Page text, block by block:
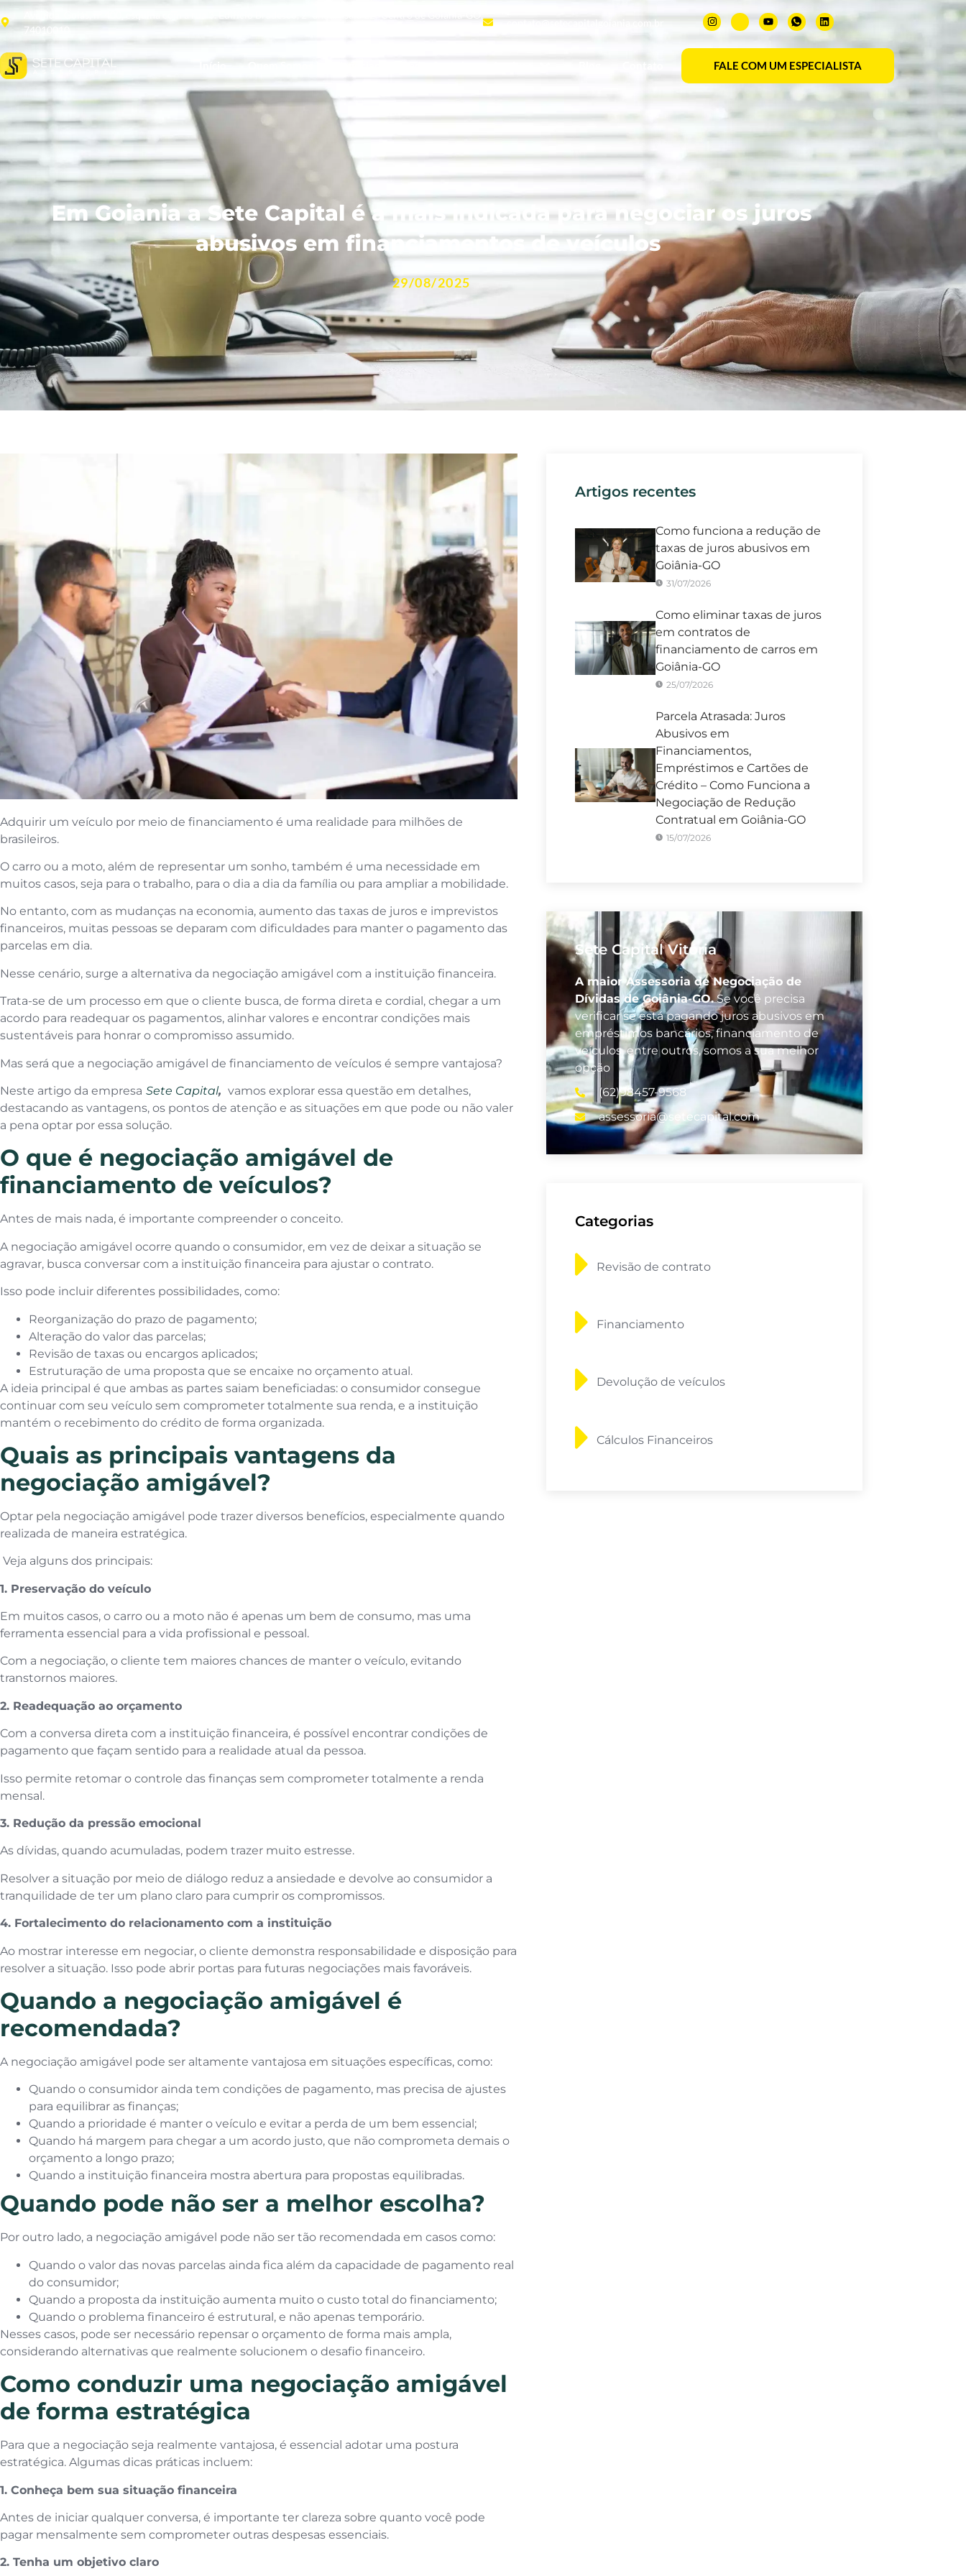
74010010
contato@setecapitalgoiania.com.br
FALE COM UM ESPECIALISTA
Em Goiania a Sete Capital é a mais indicada para negociar os juros
abusivos em financiamentos de veículos
29/08/2025
Adquirir um veículo por meio de financiamento é uma realidade para milhões de
brasileiros.
O carro ou a moto, além de representar um sonho, também é uma necessidade em
muitos casos, seja para o trabalho, para o dia a dia da família ou para ampliar a mobilidade.
No entanto, com as mudanças na economia, aumento das taxas de juros e imprevistos
financeiros, muitas pessoas se deparam com dificuldades para manter o pagamento das
parcelas em dia.
Nesse cenário, surge a alternativa da negociação amigável com a instituição financeira.
Trata-se de um processo em que o cliente busca, de forma direta e cordial, chegar a um
acordo para readequar os pagamentos, alinhar valores e encontrar condições mais
sustentáveis para honrar o compromisso assumido.
Mas será que a negociação amigável de financiamento de veículos é sempre vantajosa?
Neste artigo da empresa Sete Capital, vamos explorar essa questão em detalhes,
destacando as vantagens, os pontos de atenção e as situações em que pode ou não valer
a pena optar por essa solução.
O que é negociação amigável de
financiamento de veículos?
Antes de mais nada, é importante compreender o conceito.
A negociação amigável ocorre quando o consumidor, em vez de deixar a situação se
agravar, busca conversar com a instituição financeira para ajustar o contrato.
Isso pode incluir diferentes possibilidades, como:
Reorganização do prazo de pagamento;
Alteração do valor das parcelas;
Revisão de taxas ou encargos aplicados;
Estruturação de uma proposta que se encaixe no orçamento atual.
A ideia principal é que ambas as partes saiam beneficiadas: o consumidor consegue
continuar com seu veículo sem comprometer totalmente sua renda, e a instituição
mantém o recebimento do crédito de forma organizada.
Quais as principais vantagens da
negociação amigável?
Optar pela negociação amigável pode trazer diversos benefícios, especialmente quando
realizada de maneira estratégica.
Veja alguns dos principais:
1. Preservação do veículo
Em muitos casos, o carro ou a moto não é apenas um bem de consumo, mas uma
ferramenta essencial para a vida profissional e pessoal.
Com a negociação, o cliente tem maiores chances de manter o veículo, evitando
transtornos maiores.
2. Readequação ao orçamento
Com a conversa direta com a instituição financeira, é possível encontrar condições de
pagamento que façam sentido para a realidade atual da pessoa.
Isso permite retomar o controle das finanças sem comprometer totalmente a renda
mensal.
3. Redução da pressão emocional
As dívidas, quando acumuladas, podem trazer muito estresse.
Resolver a situação por meio de diálogo reduz a ansiedade e devolve ao consumidor a
tranquilidade de ter um plano claro para cumprir os compromissos.
4. Fortalecimento do relacionamento com a instituição
Ao mostrar interesse em negociar, o cliente demonstra responsabilidade e disposição para
resolver a situação. Isso pode abrir portas para futuras negociações mais favoráveis.
Quando a negociação amigável é
recomendada?
A negociação amigável pode ser altamente vantajosa em situações específicas, como:
Quando o consumidor ainda tem condições de pagamento, mas precisa de ajustes
para equilibrar as finanças;
Quando a prioridade é manter o veículo e evitar a perda de um bem essencial;
Quando há margem para chegar a um acordo justo, que não comprometa demais o
orçamento a longo prazo;
Quando a instituição financeira mostra abertura para propostas equilibradas.
Quando pode não ser a melhor escolha?
Por outro lado, a negociação amigável pode não ser tão recomendada em casos como:
Quando o valor das novas parcelas ainda fica além da capacidade de pagamento real
do consumidor;
Quando a proposta da instituição aumenta muito o custo total do financiamento;
Quando o problema financeiro é estrutural, e não apenas temporário.
Nesses casos, pode ser necessário repensar o orçamento de forma mais ampla,
considerando alternativas que realmente solucionem o desafio financeiro.
Como conduzir uma negociação amigável
de forma estratégica
Para que a negociação seja realmente vantajosa, é essencial adotar uma postura
estratégica. Algumas dicas práticas incluem:
1. Conheça bem sua situação financeira
Antes de iniciar qualquer conversa, é importante ter clareza sobre quanto você pode
pagar mensalmente sem comprometer outras despesas essenciais.
2. Tenha um objetivo claro
Artigos recentes
Como funciona a redução de
taxas de juros abusivos em
Goiânia-GO
31/07/2026
Como eliminar taxas de juros
em contratos de
financiamento de carros em
Goiânia-GO
25/07/2026
Parcela Atrasada: Juros
Abusivos em
Financiamentos,
Empréstimos e Cartões de
Crédito – Como Funciona a
Negociação de Redução
Contratual em Goiânia-GO
15/07/2026
Sete Capital Vitória
A maior Assessoria de Negociação de
Dívidas de Goiânia-GO.Se você precisa
verificar se está pagando juros abusivos em
empréstimos bancários, financiamento de
veículos, entre outros, somos a sua melhor
opção
(62)98457-9568
assessoria@setecapital.com
Categorias
Revisão de contrato
Financiamento
Devolução de veículos
Cálculos Financeiros